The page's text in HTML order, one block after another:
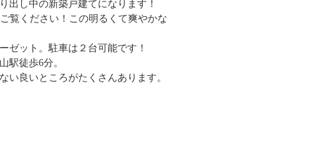
出し中の新築戸建てになります！
覧ください！この明るくて爽やかな
ゼット。駐車は２台可能です！
駅徒歩6分。
い良いところがたくさんあります。